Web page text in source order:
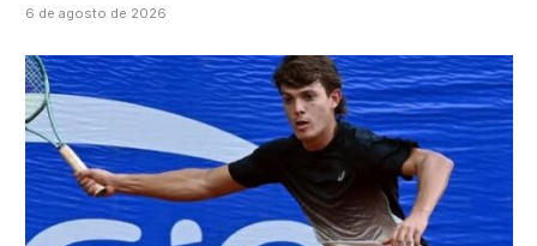
6 de agosto de 2026